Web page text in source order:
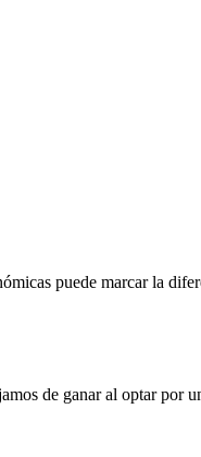
puede marcar la
de ganar al optar por